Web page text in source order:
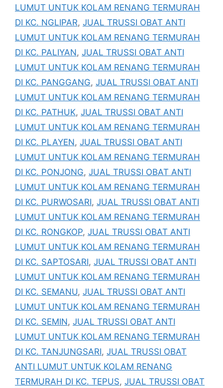
LUMUT UNTUK KOLAM RENANG TERMURAH
DI KC. NGLIPAR, JUAL TRUSSI OBAT ANTI
LUMUT UNTUK KOLAM RENANG TERMURAH
DI KC. PALIYAN, JUAL TRUSSI OBAT ANTI
LUMUT UNTUK KOLAM RENANG TERMURAH
DI KC. PANGGANG, JUAL TRUSSI OBAT ANTI
LUMUT UNTUK KOLAM RENANG TERMURAH
DI KC. PATHUK, JUAL TRUSSI OBAT ANTI
LUMUT UNTUK KOLAM RENANG TERMURAH
DI KC. PLAYEN, JUAL TRUSSI OBAT ANTI
LUMUT UNTUK KOLAM RENANG TERMURAH
DI KC. PONJONG, JUAL TRUSSI OBAT ANTI
LUMUT UNTUK KOLAM RENANG TERMURAH
DI KC. PURWOSARI, JUAL TRUSSI OBAT ANTI
LUMUT UNTUK KOLAM RENANG TERMURAH
DI KC. RONGKOP, JUAL TRUSSI OBAT ANTI
LUMUT UNTUK KOLAM RENANG TERMURAH
DI KC. SAPTOSARI, JUAL TRUSSI OBAT ANTI
LUMUT UNTUK KOLAM RENANG TERMURAH
DI KC. SEMANU, JUAL TRUSSI OBAT ANTI
LUMUT UNTUK KOLAM RENANG TERMURAH
DI KC. SEMIN, JUAL TRUSSI OBAT ANTI
LUMUT UNTUK KOLAM RENANG TERMURAH
DI KC. TANJUNGSARI, JUAL TRUSSI OBAT
ANTI LUMUT UNTUK KOLAM RENANG
TERMURAH DI KC. TEPUS, JUAL TRUSSI OBAT